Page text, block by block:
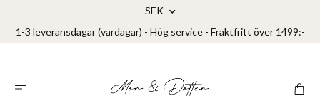
SEK
1-3 leveransdagar (vardagar) - Hög service - Fraktfritt över 1499:-